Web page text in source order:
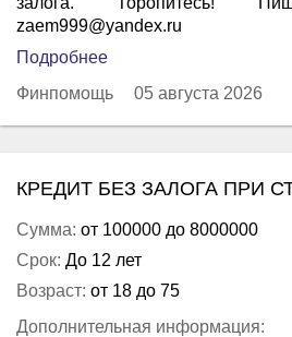
zaem999@yandex.ru
Подробнее
Финпомощь
05 августа 2026
КРЕДИТ БЕЗ ЗАЛОГА ПРИ
Сумма: от 100000 до 8000000
Срок: До 12 лет
Возраст: от 18 до 75
Дополнительная информация: